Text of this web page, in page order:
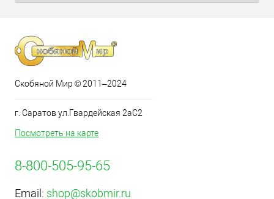
Скобяной Мир © 2011–2024
г. Саратов ул.Гвардейская 2аС2
Посмотреть на карте
8-800-505-95-65
Email: shop@skobmir.ru